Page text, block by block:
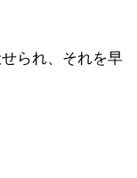
られ、それを早